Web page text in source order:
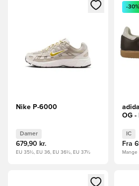
Åbner en Modal til at logge ind
Nike P-6000
Damer
679,90 kr.
EU 35½, EU 36, EU 36½, EU 37½
-30%
OG -
IC
Fra
Åbner en Modal til at logge ind